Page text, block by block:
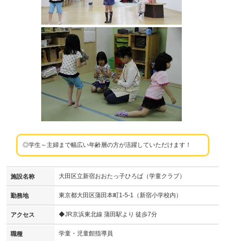
◎学生～主婦まで幅広い年齢層の方が活躍していただけます！
施設名称 大田区立新宿おおたっ子ひろば（学童クラブ）
勤務地 東京都大田区蒲田本町1-5-1（新宿小学校内）
アクセス ◆JR京浜東北線 蒲田駅より 徒歩7分
職種 学童・児童館指導員